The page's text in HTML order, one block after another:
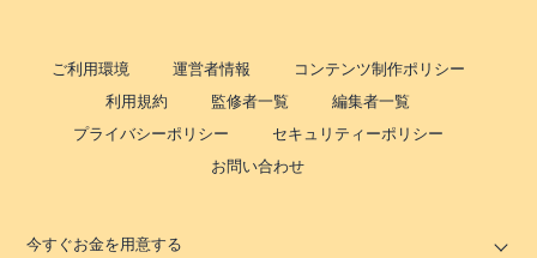
ご利用環境 運営者情報
コンテンツ制作ポリシー
利用規約
監修者一覧
編集者一覧
プライバシーポリシー
セキュリティーポリシー
お問い合わせ
今すぐお金を用意する